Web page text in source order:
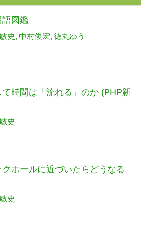
語図鑑
史 中村俊宏 徳丸ゆう
て時間は「流れる」のか (PHP新
史
クホールに近づいたらどうなる
史